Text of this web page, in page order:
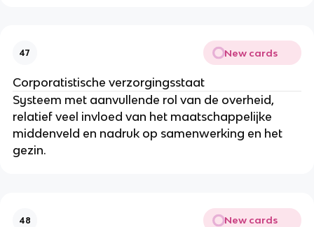
47 New cards
Corporatistische verzorgingsstaat
Systeem met aanvullende rol van de overheid,
relatief veel invloed van het maatschappelijke
middenveld en nadruk op samenwerking en het
gezin.
48 New cards